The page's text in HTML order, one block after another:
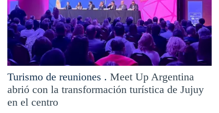
Turismo de reuniones . Meet Up Argentina
abrió con la transformación turística de Jujuy
en el centro